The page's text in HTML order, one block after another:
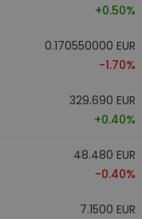
+0.50%
0.170550000 EUR
-1.70%
329.690 EUR
+0.40%
48.480 EUR
-0.40%
7.1500 EUR